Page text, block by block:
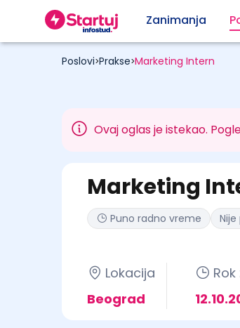
Zanimanja
Poslovi>Prakse>Marketing Intern
Ovaj oglas je istekao.
Marketing
Lokacija
Beograd
Puno radno vreme